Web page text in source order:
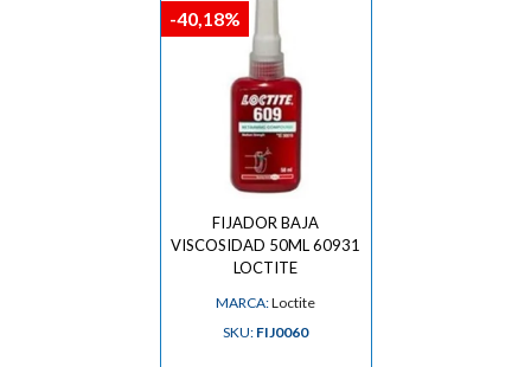
FIJADOR BAJA
VISCOSIDAD 50ML 60931
LOCTITE
MARCA:Loctite
SKU: FIJ0060
-40,18%